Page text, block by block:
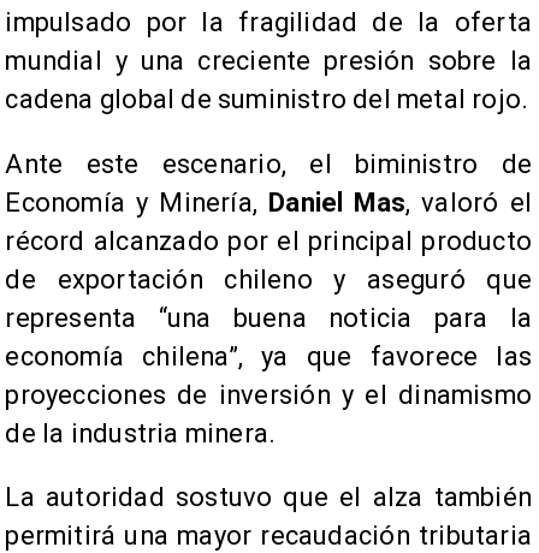
impulsado por la fragilidad de la oferta
mundial y una creciente presión sobre la
cadena global de suministro del metal rojo.
Ante este escenario, el biministro de
Economía y Minería, Daniel Mas, valoró el
récord alcanzado por el principal producto
de exportación chileno y aseguró que
representa “una buena noticia para la
economía chilena”, ya que favorece las
proyecciones de inversión y el dinamismo
de la industria minera.
La autoridad sostuvo que el alza también
permitirá una mayor recaudación tributaria